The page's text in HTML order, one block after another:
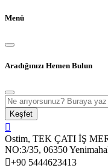
Menü
Aradığınızı Hemen Bulun
Keşfet
Ostim, TEK ÇATI İŞ
NO:3/35, 06350
+90 5444623413